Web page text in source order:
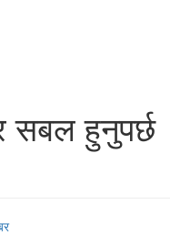
सबल हुनुपर्छ